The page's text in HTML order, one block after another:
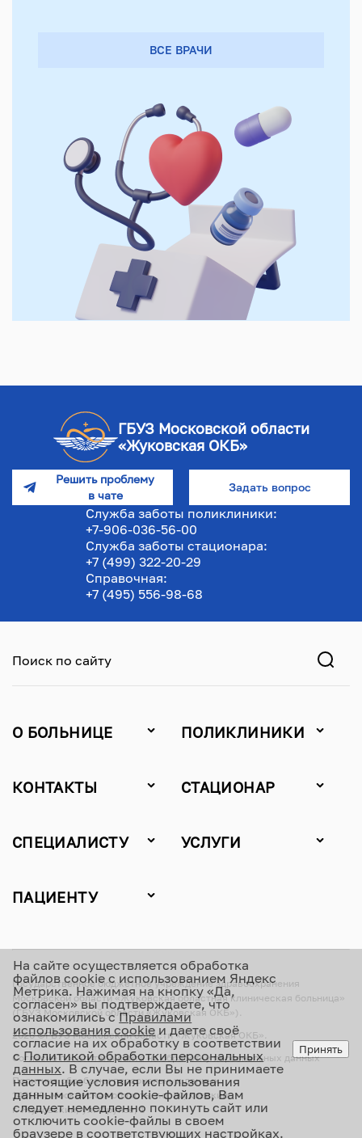
ВСЕ ВРАЧИ
ГБУЗ Московской области
«Жуковская ОКБ»
Решить проблему
в чате
Задать вопрос
Служба заботы поликлиники:
+7-906-036-56-00
Служба заботы стационара:
+7 (499) 322-20-29
Справочная:
+7 (495) 556-98-68
Поиск по сайту
О БОЛЬНИЦЕ ПОЛИКЛИНИКИ
КОНТАКТЫ СТАЦИОНАР
СПЕЦИАЛИСТУ УСЛУГИ
ПАЦИЕНТУ
Государственное бюджетное учреждение здравоохранения
Московской области «Жуковская областная клиническая больница»
(ГБУЗ Московской области «Жуковская ОКБ»).
2026 ©ГБУЗ Московской области «Жуковская ОКБ».
Согласие посетителя сайта на обработку персональных данных
Политика обработки персональных данных
140180, Московская область, г.о. Жуковский,
г. Жуковский, ул. Фрунзе, 1
На сайте осуществляется обработка
файлов cookie с использованием Яндекс
Метрика. Нажимая на кнопку «Да,
согласен» вы подтверждаете, что
ознакомились сПравилами
использования cookie и даете своё
согласие на их обработку в соответствии
сПолитикой обработки персональных
данных. В случае, если Вы не принимаете
настоящие условия использования
данным сайтом cookie-файлов, Вам
следует немедленно покинуть сайт или
отключить cookie-файлы в своем
браузере в соответствующих настройках.
Принять